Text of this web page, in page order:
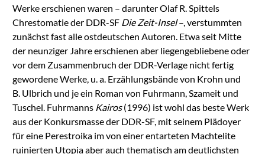
Werke erschienen waren – darunter Olaf R. Spittels
Chrestomatie der DDR-SF Die Zeit-Insel–, verstummten
zunächst fast alle ostdeutschen Autoren. Etwa seit Mitte
der neunziger Jahre erschienen aber liegengebliebene oder
vor dem Zusammenbruch der DDR-Verlage nicht fertig
gewordene Werke, u. a. Erzählungsbände von Krohn und
B. Ulbrich und je ein Roman von Fuhrmann, Szameit und
Tuschel. Fuhrmanns Kairos(1996) ist wohl das beste Werk
aus der Konkursmasse der DDR-SF, mit seinem Plädoyer
für eine Perestroika im von einer entarteten Machtelite
ruinierten Utopia aber auch thematisch am deutlichsten